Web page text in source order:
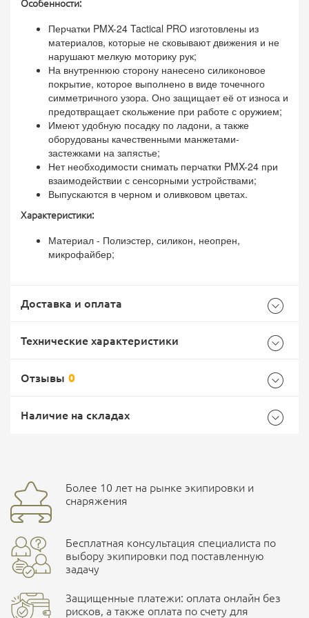
Особенности:
Перчатки PMX-24 Tactical PRO изготовлены из
материалов, которые не сковывают движения и не
нарушают мелкую моторику рук;
На внутреннюю сторону нанесено силиконовое
покрытие, которое выполнено в виде точечного
симметричного узора. Оно защищает её от износа и
предотвращает скольжение при работе с оружием;
Имеют удобную посадку по ладони, а также
оборудованы качественными манжетами-
застежками на запястье;
Нет необходимости снимать перчатки PMX-24 при
взаимодействии с сенсорными устройствами;
Выпускаются в черном и оливковом цветах.
Характеристики:
Материал - Полиэстер, силикон, неопрен,
микрофайбер;
Доставка и оплата
Доставка Почтой России
EMS Почта России
Доставка курьерской службой СДЭК -
Технические характеристики
Размер M
Бренд
Страна производитель
Характеристики комплектаций
Размер
Отзывы 0
Ваш отзыв
Наличие на складах
улица Маяковского, 10
ПОДРОБНЕЕ О СКЛАДЕ
Более 10 лет на рынке экипировки и
снаряжения
Бесплатная консультация специалиста по
выбору экипировки под поставленную
задачу
Защищенные платежи: оплата онлайн без
рисков, а также оплата по счету для